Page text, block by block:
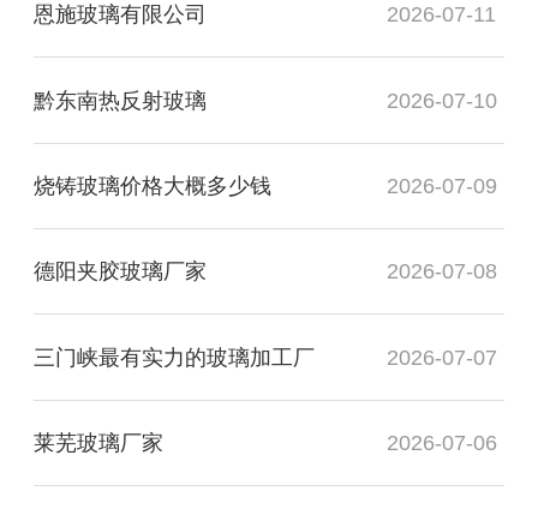
恩施玻璃有限公司 2026-07-11
黔东南热反射玻璃 2026-07-10
烧铸玻璃价格大概多少钱 2026-07-09
德阳夹胶玻璃厂家 2026-07-08
三门峡最有实力的玻璃加工厂 2026-07-07
莱芜玻璃厂家 2026-07-06